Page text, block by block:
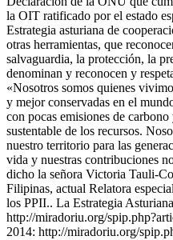
la OIT ratificado por el estado
Estrategia asturiana de
otras herramientas, que
salvaguardia, la protección, la
denominan y reconocen y
«Nosotros somos quienes
y mejor conservadas en el
con pocas emisiones de
sustentable de los recursos.
nuestro territorio para las
vida y nuestras contribuciones
dicho la señora Victoria Tauli-
Filipinas, actual Relatora
los PPII.. La Estrategia
http://miradoriu.org/
2014: http://miradoriu.org/